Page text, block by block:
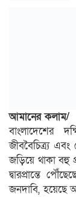
আমানের কলাম/
বাংলাদেশের
জীববৈচিত্র্য
জড়িয়ে থাকা বহু
দ্বারপ্রান্তে
জনদাবি, হয়েছে